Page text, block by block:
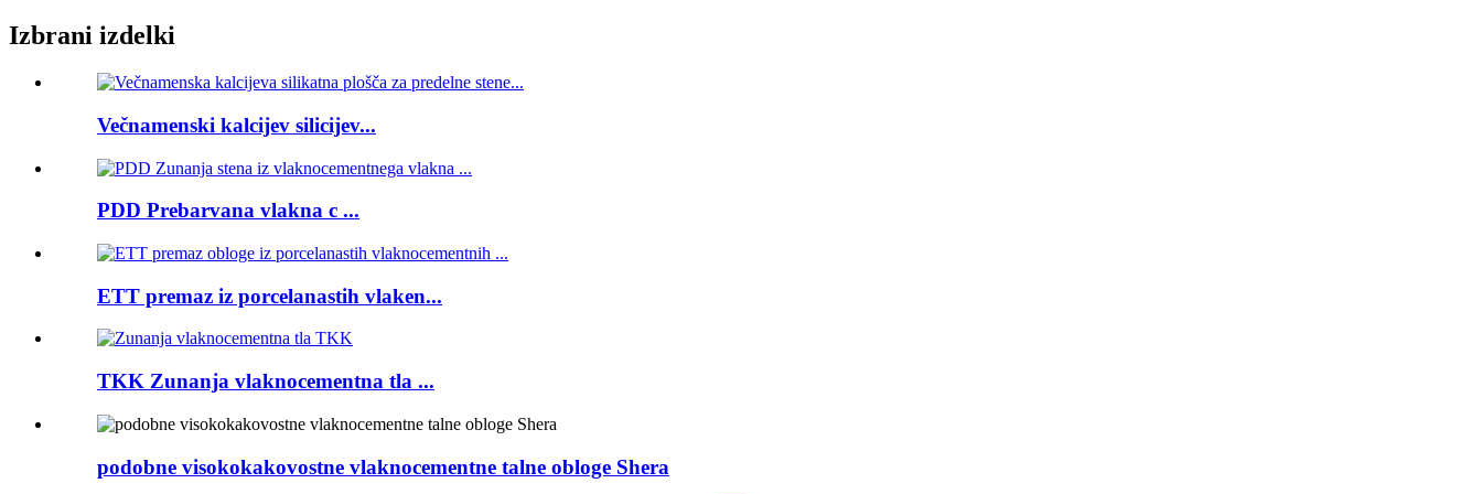
Izbrani izdelki
Večnamenski kalcijev silicijev...
PDD Prebarvana vlakna c ...
ETT premaz iz porcelanastih vlaken...
TKK Zunanja vlaknocementna tla ...
podobne visokokakovostne vlaknocementne talne obloge Shera